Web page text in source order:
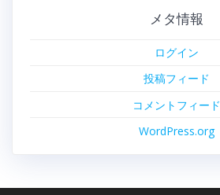
メタ情報
ログイン
投稿フィード
コメントフィード
WordPress.org